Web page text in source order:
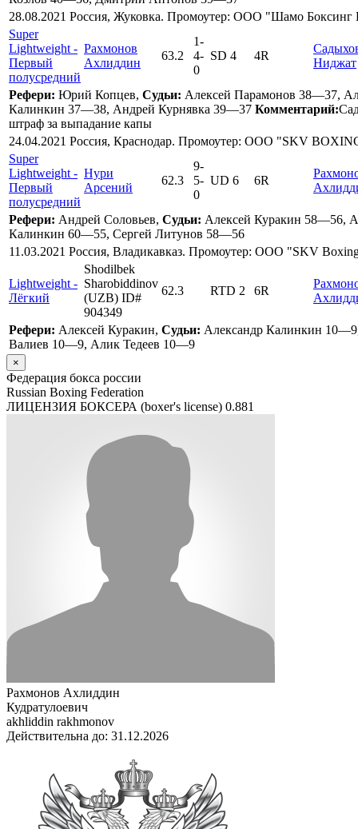
28.08.2021 Россия, Жуковка. Промоутер: ООО "Шамо
Super
Lightweight -
Первый
полусредний
Рахмонов
Ахлиддин
63.2
1-
4-
0
SD 4 4R
Ниджат
Рефери: Юрий Копцев, Судьи: Алексей Парамонов 38—37,
Калинкин 37—38, Андрей Курнявка 39—37 Комментарий:
штраф за выпадание капы
24.04.2021 Россия, Краснодар. Промоутер: ООО "SKV
Super
Lightweight -
Первый
полусредний
Нури
Арсений
62.3
9-
5-
0
UD 6 6R
Рефери: Андрей Соловьев, Судьи: Алексей Куракин 58—56,
Калинкин 60—55, Сергей Литунов 58—56
11.03.2021 Россия, Владикавказ. Промоутер: ООО "SKV
Lightweight -
Лёгкий
Shodilbek
Sharobiddinov
(UZB) ID#
904349
62.3 RTD 2 6R
Рефери: Алексей Куракин, Судьи: Александр Калинкин
Валиев 10—9, Алик Тедеев 10—9
×
Федерация бокса россии
Russian Boxing Federation
ЛИЦЕНЗИЯ БОКСЕРА (boxer's license) 0.881
Рахмонов Ахлиддин
Кудратулоевич
akhliddin rakhmonov
Действительна до: 31.12.2026